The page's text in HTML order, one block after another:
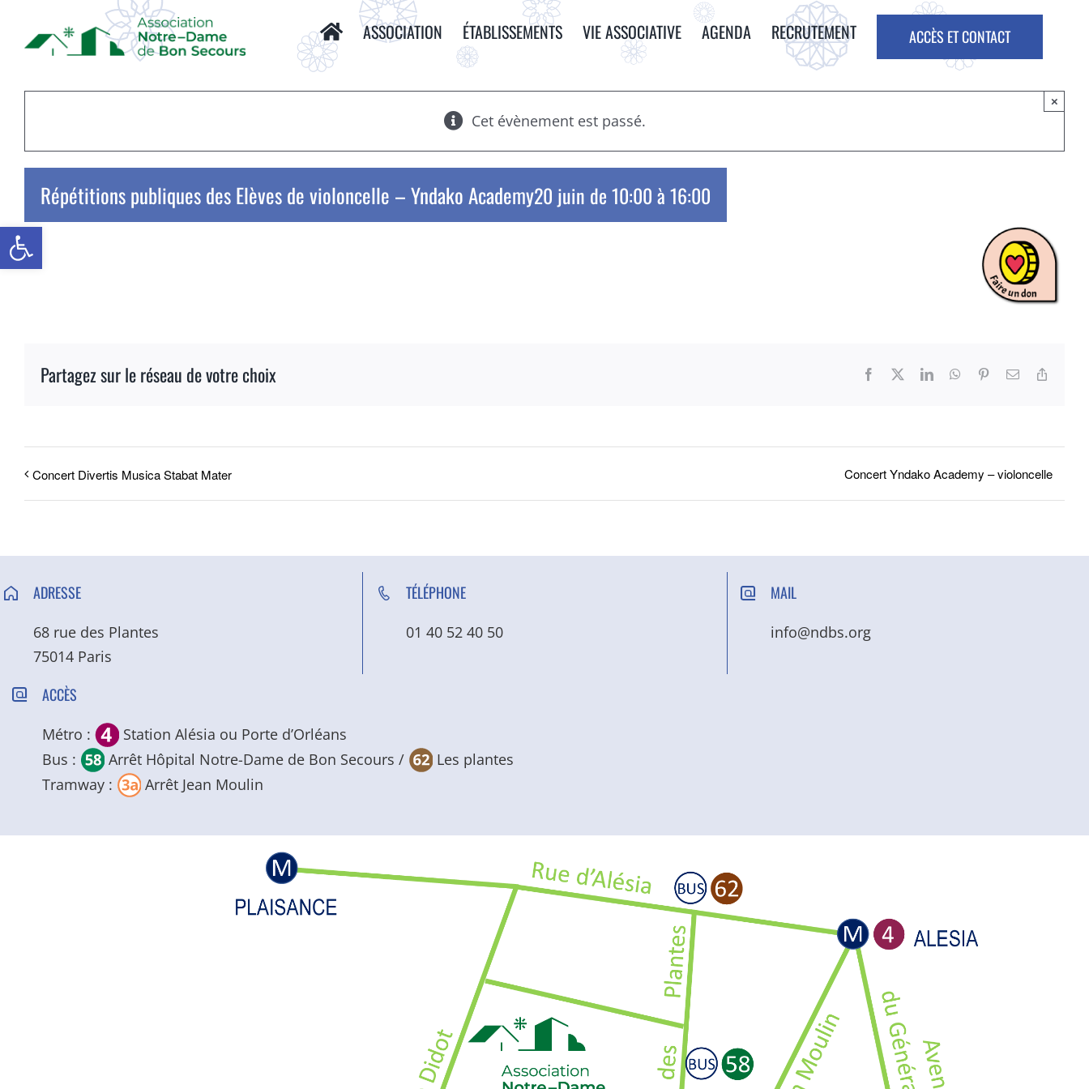
Ouvrir la barre d’outils
contenu
ASSOCIATION ÉTABLISSEMENTS VIE ASSOCIATIVE AGENDA RECRUTEMENT ACCÈS ET CONTACT
Cet évènement est passé.
×
Répétitions publiques des Elèves de violoncelle – Yndako Academy20 juin de 10:00à16:00
Partagez sur le réseau de votre choix Facebook LinkedInWhatsApp
PinterestEmail
Concert Divertis Musica Stabat Mater Concert Yndako Academy – violoncelle
ADRESSE
68 rue des Plantes
75014 Paris
TÉLÉPHONE
01 40 52 40 50
MAIL
info@ndbs.org
ACCÈS
Métro :
Station Alésia ou Porte d’Orléans
Bus :
Arrêt Hôpital Notre-Dame de Bon Secours /
Les plantes
Tramway :
Arrêt Jean Moulin